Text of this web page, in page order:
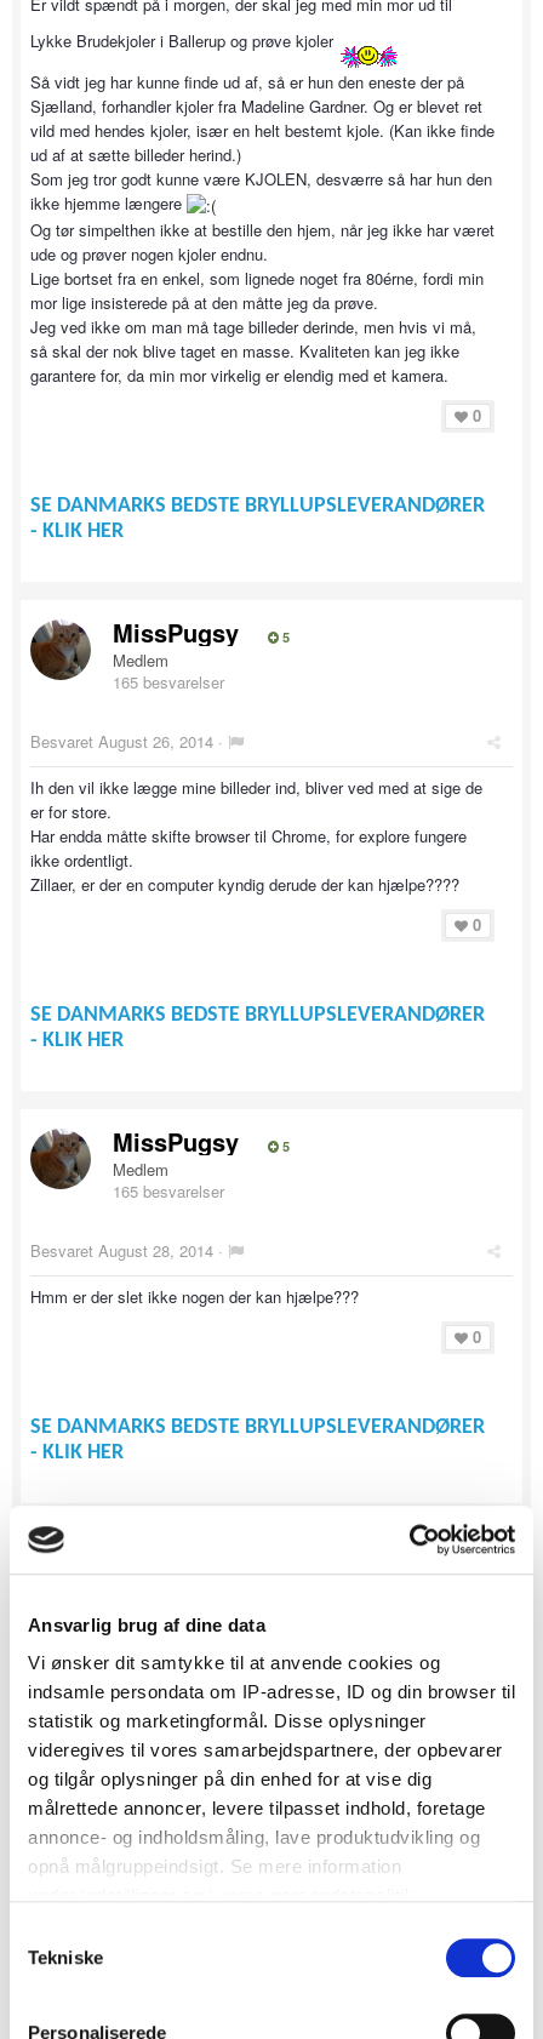
Ansvarlig brug af dine data
Vi ønsker dit samtykke til at anvende cookies og
indsamle persondata om IP-adresse, ID og din browser til
statistik og marketingformål. Disse oplysninger
videregives til vores samarbejdspartnere, der opbevarer
og tilgår oplysninger på din enhed for at vise dig
målrettede annoncer, levere tilpasset indhold, foretage
annonce- og indholdsmåling, lave produktudvikling og
opnå målgruppeindsigt. Se mere information
Hvis du tillader det, vil vi også gerne:
Indsamle præcise oplysninger om din placering, der
Tekniske
Personaliserede
Lykke Brudekjoler i Ballerup og prøve kjoler
Så vidt jeg har kunne finde ud af, så er hun den eneste der på
Sjælland, forhandler kjoler fra Madeline Gardner. Og er blevet ret
vild med hendes kjoler, især en helt bestemt kjole. (Kan ikke finde
ud af at sætte billeder herind.)
Som jeg tror godt kunne være KJOLEN, desværre så har hun den
ikke hjemme længere
Og tør simpelthen ikke at bestille den hjem, når jeg ikke har været
ude og prøver nogen kjoler endnu.
Lige bortset fra en enkel, som lignede noget fra 80érne, fordi min
mor lige insisterede på at den måtte jeg da prøve.
Jeg ved ikke om man må tage billeder derinde, men hvis vi må,
så skal der nok blive taget en masse. Kvaliteten kan jeg ikke
garantere for, da min mor virkelig er elendig med et kamera.
0
SE DANMARKS BEDSTE BRYLLUPSLEVERANDØRER
- KLIK HER
MissPugsy 5
Medlem
165 besvarelser
Besvaret August 26, 2014 ·
Ih den vil ikke lægge mine billeder ind, bliver ved med at sige de
er for store.
Har endda måtte skifte browser til Chrome, for explore fungere
ikke ordentligt.
Zillaer, er der en computer kyndig derude der kan hjælpe????
0
SE DANMARKS BEDSTE BRYLLUPSLEVERANDØRER
- KLIK HER
MissPugsy 5
Medlem
165 besvarelser
Besvaret August 28, 2014 ·
Hmm er der slet ikke nogen der kan hjælpe???
0
SE DANMARKS BEDSTE BRYLLUPSLEVERANDØRER
- KLIK HER
Annonce ♥